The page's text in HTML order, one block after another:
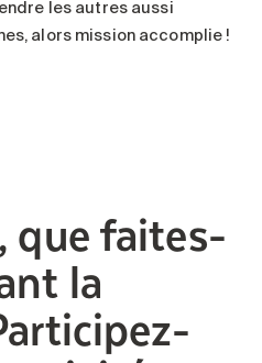
les autres aussi
alors mission accomplie !
que faites-
la